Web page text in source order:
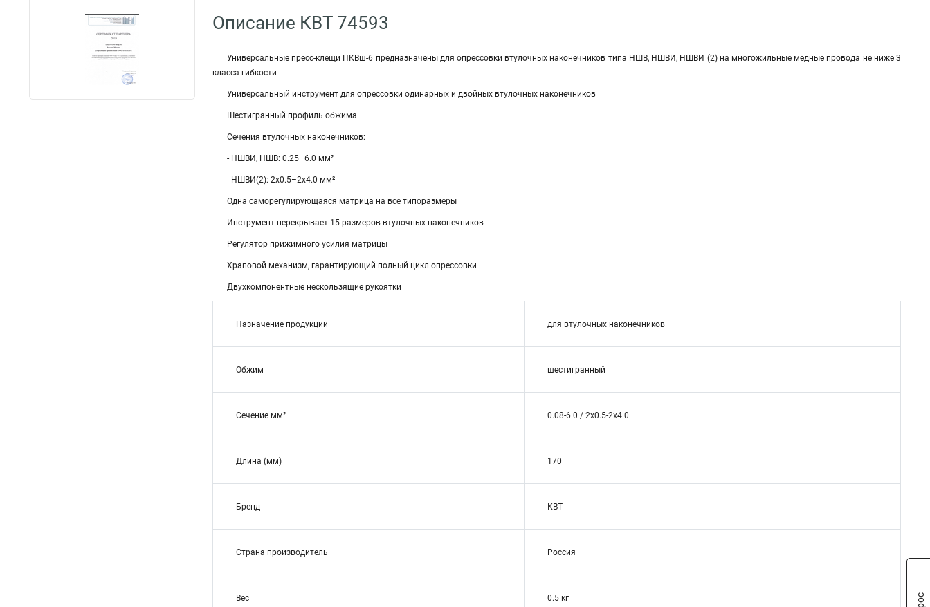
Описание КВТ 74593
Универсальные пресс-клещи ПКВш-6 предназначены для опрессовки втулочных наконечников типа НШВ, НШВИ, НШВИ (2) на многожильные медные провода не ниже 3
класса гибкости
Универсальный инструмент для опрессовки одинарных и двойных втулочных наконечников
Шестигранный профиль обжима
Сечения втулочных наконечников:
- НШВИ, НШВ: 0.25–6.0 мм²
- НШВИ(2): 2х0.5–2х4.0 мм²
Одна саморегулирующаяся матрица на все типоразмеры
Инструмент перекрывает 15 размеров втулочных наконечников
Регулятор прижимного усилия матрицы
Храповой механизм, гарантирующий полный цикл опрессовки
Двухкомпонентные нескользящие рукоятки
Назначение продукции для втулочных наконечников
Обжим шестигранный
Сечение мм² 0.08-6.0 / 2х0.5-2х4.0
Длина (мм) 170
Бренд КВТ
Страна производитель Россия
Вес 0.5 кг